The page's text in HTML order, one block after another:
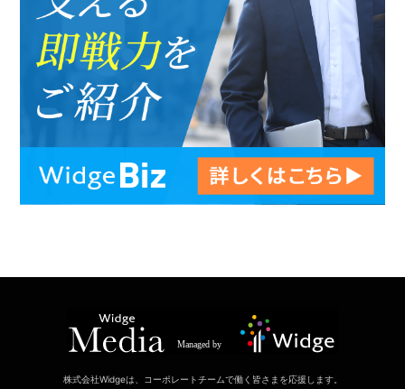
株式会社Widgeは、コーポレートチームで働く皆さまを応援します。